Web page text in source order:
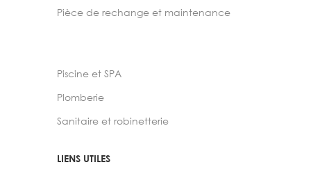
Pièce de rechange et maintenance
Piscine et SPA
Plomberie
Sanitaire et robinetterie
LIENS UTILES